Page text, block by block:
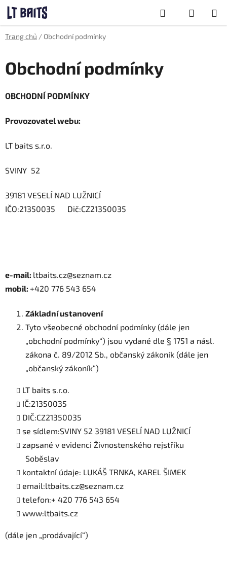
Chuyển
qua
phần
nội
kiếm
Trang chủ / Obchodní podmínky
Obchodní podmínky
OBCHODNÍ PODMÍNKY
Provozovatel webu:
LT baits s.r.o.
SVINY 52
39181 VESELÍ NAD LUŽNICÍ
IČO:21350035 Dič:CZ21350035
e-mail: ltbaits.cz@seznam.cz
mobil: +420 776 543 654
Základní ustanovení
Tyto všeobecné obchodní podmínky (dále jen
„obchodní podmínky“) jsou vydané dle § 1751 a násl.
zákona č. 89/2012 Sb., občanský zákoník (dále jen
„občanský zákoník“)
LT baits s.r.o.
IČ:21350035
DIČ:CZ21350035
se sídlem:SVINY 52 39181 VESELÍ NAD LUŽNICÍ
zapsané v evidenci Živnostenského rejstříku
Soběslav
kontaktní údaje: LUKÁŠ TRNKA, KAREL ŠIMEK
email:ltbaits.cz@seznam.cz
telefon:+ 420 776 543 654
www:ltbaits.cz
(dále jen „prodávající“)